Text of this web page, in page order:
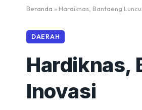
Beranda » Hardiknas, Bantaeng
DAERAH
Hardiknas,
Inovasi